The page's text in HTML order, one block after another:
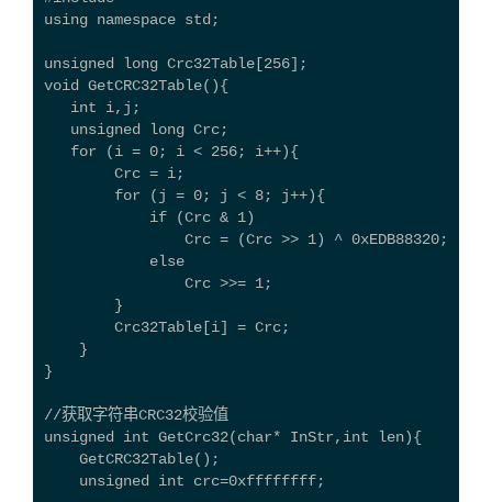
using namespace std;
unsigned long Crc32Table[256];
void GetCRC32Table(){
int i,j;
unsigned long Crc;
for (i = 0; i < 256; i++){
Crc = i;
for (j = 0; j < 8; j++){
if (Crc & 1)
Crc = (Crc >> 1) ^ 0xEDB88320;
else
Crc >>= 1;
}
Crc32Table[i] = Crc;
}
}
//获取字符串CRC32校验值
unsigned int GetCrc32(char* InStr,int len){
GetCRC32Table();
unsigned int crc=0xffffffff;